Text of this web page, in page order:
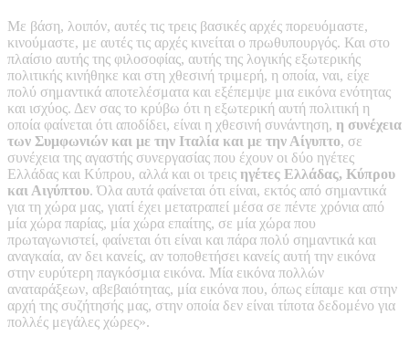
Με βάση, λοιπόν, αυτές τις τρεις βασικές αρχές πορευόμαστε,
κινούμαστε, με αυτές τις αρχές κινείται ο πρωθυπουργός. Και στο
πλαίσιο αυτής της φιλοσοφίας, αυτής της λογικής εξωτερικής
πολιτικής κινήθηκε και στη χθεσινή τριμερή, η οποία, ναι, είχε
πολύ σημαντικά αποτελέσματα και εξέπεμψε μια εικόνα ενότητας
και ισχύος. Δεν σας το κρύβω ότι η εξωτερική αυτή πολιτική η
οποία φαίνεται ότι αποδίδει, είναι η χθεσινή συνάντηση, η συνέχεια
των Συμφωνιών και με την Ιταλία και με την Αίγυπτο, σε
συνέχεια της αγαστής συνεργασίας που έχουν οι δύο ηγέτες
Ελλάδας και Κύπρου, αλλά και οι τρεις ηγέτες Ελλάδας, Κύπρου
και Αιγύπτου. Όλα αυτά φαίνεται ότι είναι, εκτός από σημαντικά
για τη χώρα μας, γιατί έχει μετατραπεί μέσα σε πέντε χρόνια από
μία χώρα παρίας, μία χώρα επαίτης, σε μία χώρα που
πρωταγωνιστεί, φαίνεται ότι είναι και πάρα πολύ σημαντικά και
αναγκαία, αν δει κανείς, αν τοποθετήσει κανείς αυτή την εικόνα
στην ευρύτερη παγκόσμια εικόνα. Μία εικόνα πολλών
αναταράξεων, αβεβαιότητας, μία εικόνα που, όπως είπαμε και στην
αρχή της συζήτησής μας, στην οποία δεν είναι τίποτα δεδομένο για
πολλές μεγάλες χώρες».